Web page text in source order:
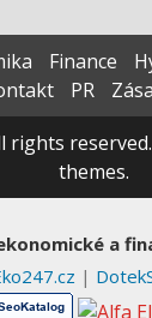
Finance
PR
rights reserved.
themes.
a
|